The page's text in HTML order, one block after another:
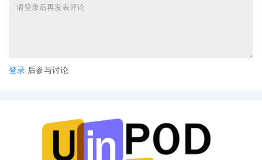
1.5 米海报、超 2kg 帆布包，运费超利润，物流拒
观仿知名品牌（如仿香奈儿 logoT 恤），清关易被
避雷建议：选品前读平台规则和物流承接范围，优
先选轻小件、无敏感内容、材质常规的产品（如普
通 T 恤、小尺寸海报）。
登录 后参与讨论